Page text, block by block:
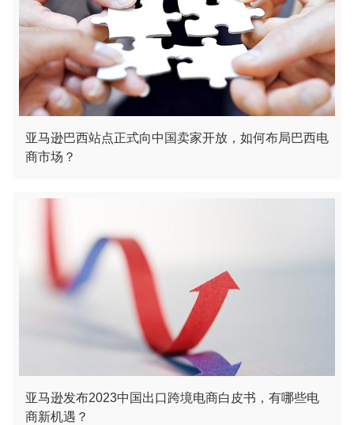
亚马逊巴西站点正式向中国卖家开放，如何布局巴西电
商市场？
亚马逊发布2023中国出口跨境电商白皮书，有哪些电
商新机遇？